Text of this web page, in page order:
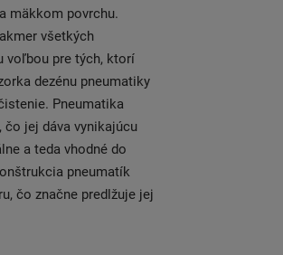
mäkkom povrchu.
všetkých
voľbou pre tých, ktorí
dezénu pneumatiky
Pneumatika
čo jej dáva vynikajúcu
a teda vhodné do
pneumatík
čo značne predlžuje jej